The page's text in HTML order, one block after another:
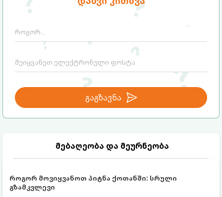
გაგზავნა
მებაღეობა და მეურნეობა
როგორ მოვიყვანოთ პიტნა ქოთანში: სრული
გზამკვლევი
თქვენი ყოველთვიური სუფთა შემოსავალი
(ხელფასი გადასახადების გამოკლებით)
ფინანსური მოდელი პრაქტიკაში: